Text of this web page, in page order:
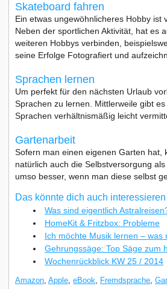
Skateboard fahren
Ein etwas ungewöhnlicheres Hobby
Neben der sportlichen Aktivität, hat es
weiteren Hobbys verbinden,
seine Erfolge Fotografiert und
Sprachen lernen
Um perfekt für den nächsten Urlaub
Sprachen zu lernen. Mittlerweile gibt
Sprachen verhältnismäßig leicht
Gartenarbeit
Sofern man einen eigenen Garten hat,
natürlich auch die Selbstversorgung
umso besser, wenn man diese selbst
Das könnte dich auch interessieren
Was sind eigentlich
HomeKit & Fritzbox: Probleme
Ich möchte Musik lernen – was
Gehrungssäge: Top Säge zum
Wochenrückblick KW 25 / 2014
Amazon, Apple, eBook, Fremdsprache,